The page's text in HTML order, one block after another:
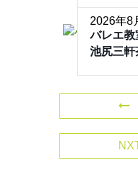
2026年8
バレエ
池尻三